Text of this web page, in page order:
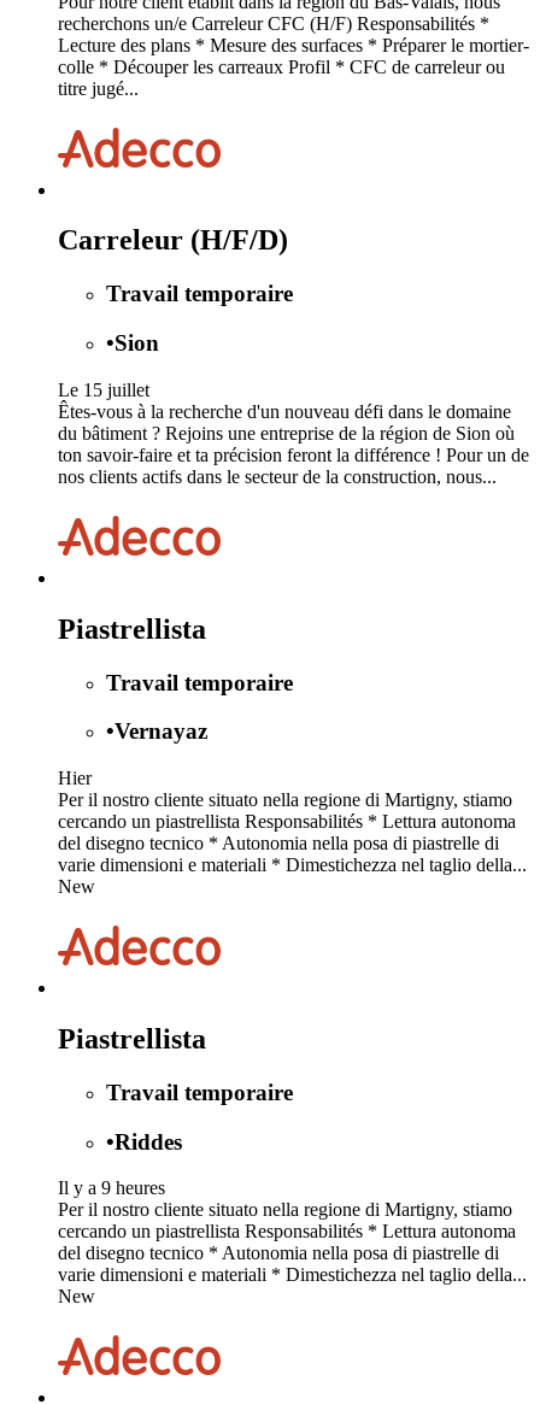
recherchons un/e Carreleur CFC (H/F) Responsabilités *
Lecture des plans * Mesure des surfaces * Préparer le mortier-
colle * Découper les carreaux Profil * CFC de carreleur ou
titre jugé...
Carreleur (H/F/D)
Travail temporaire
•Sion
Le 15 juillet
Êtes-vous à la recherche d'un nouveau défi dans le domaine
du bâtiment ? Rejoins une entreprise de la région de Sion où
ton savoir-faire et ta précision feront la différence ! Pour un de
nos clients actifs dans le secteur de la construction, nous...
Piastrellista
Travail temporaire
•Vernayaz
Hier
Per il nostro cliente situato nella regione di Martigny, stiamo
cercando un piastrellista Responsabilités * Lettura autonoma
del disegno tecnico * Autonomia nella posa di piastrelle di
varie dimensioni e materiali * Dimestichezza nel taglio della...
New
Piastrellista
Travail temporaire
•Riddes
Il y a 9 heures
Per il nostro cliente situato nella regione di Martigny, stiamo
cercando un piastrellista Responsabilités * Lettura autonoma
del disegno tecnico * Autonomia nella posa di piastrelle di
varie dimensioni e materiali * Dimestichezza nel taglio della...
New